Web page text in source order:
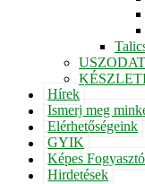
Hírek
Ismerj meg
Elérhetőségeink
GYIK
Képes
Hirdetések